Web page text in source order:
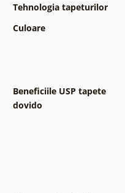
Tehnologia tapeturilor
Culoare
Beneficiile USP tapete
dovido